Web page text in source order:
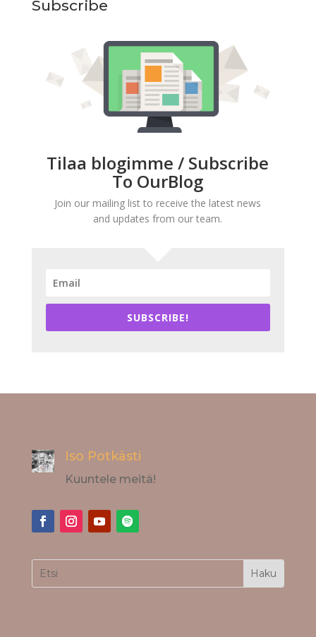
Subscribe
Tilaa blogimme / Subscribe
To OurBlog
Join our mailing list to receive the latest news
and updates from our team.
SUBSCRIBE!
Iso Potkästi
Kuuntele meitä!